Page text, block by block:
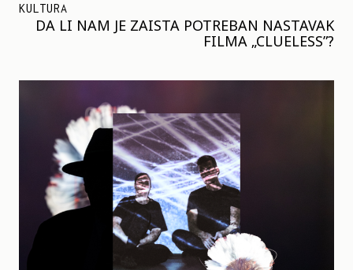
KULTURA
DA LI NAM JE ZAISTA POTREBAN NASTAVAK
FILMA „CLUELESS”?